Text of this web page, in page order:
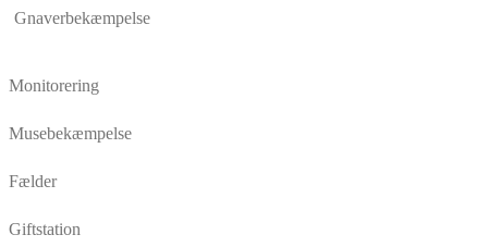
Gnaverbekæmpelse
Monitorering
Musebekæmpelse
Fælder
Giftstation